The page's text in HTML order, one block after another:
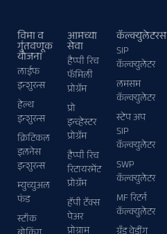
विमा व
गुंतवणूक
योजना
लाईफ
इन्शुरन्स
हेल्थ
इन्शुरन्स
क्रिटिकल
इलनेस
इन्शुरन्स
म्युच्युअल
फंड
स्टॉक
आमच्या
सेवा
हैप्पी रिच
फॅमिली
प्रोग्रॅम
प्रो
इन्व्हेस्टर
प्रोग्रॅम
हैप्पी रिच
रिटायरमेंट
प्रोग्रॅम
हॅपी टॅक्स
पेअर
कॅल्क्युलेटरस
SIP
कॅल्क्युलेटर
लमसम
कॅल्क्युलेटर
स्टेप अप
SIP
कॅल्क्युलेटर
SWP
कॅल्क्युलेटर
MF रिटर्न
कॅल्क्युलेटर